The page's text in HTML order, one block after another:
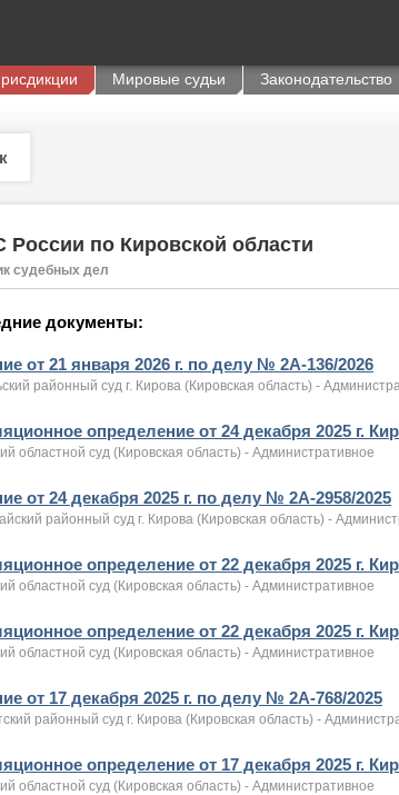
Мировые судьи Законодательство
по Кировской области
судебных дел
документы:
от 21 января 2026 г. по делу № 2А-136/2026
районный суд г. Кирова (Кировская область) -
определение от 24 декабря 2025 г.
областной суд (Кировская область) - Административное
от 24 декабря 2025 г. по делу № 2А-2958/2025
районный суд г. Кирова (Кировская область) -
определение от 22 декабря 2025 г.
областной суд (Кировская область) - Административное
определение от 22 декабря 2025 г.
областной суд (Кировская область) - Административное
от 17 декабря 2025 г. по делу № 2А-768/2025
районный суд г. Кирова (Кировская область) -
определение от 17 декабря 2025 г.
областной суд (Кировская область) - Административное